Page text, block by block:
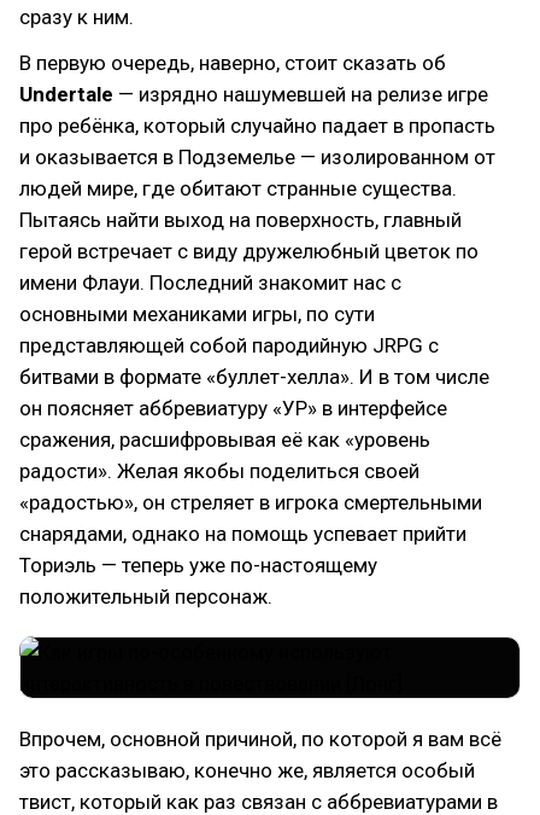
сразу к ним.
В первую очередь, наверно, стоит сказать об
Undertale — изрядно нашумевшей на релизе игре
про ребёнка, который случайно падает в пропасть
и оказывается в Подземелье — изолированном от
людей мире, где обитают странные существа.
Пытаясь найти выход на поверхность, главный
герой встречает с виду дружелюбный цветок по
имени Флауи. Последний знакомит нас с
основными механиками игры, по сути
представляющей собой пародийную JRPG с
битвами в формате «буллет-хелла». И в том числе
он поясняет аббревиатуру «УР» в интерфейсе
сражения, расшифровывая её как «уровень
радости». Желая якобы поделиться своей
«радостью», он стреляет в игрока смертельными
снарядами, однако на помощь успевает прийти
Ториэль — теперь уже по-настоящему
положительный персонаж.
Впрочем, основной причиной, по которой я вам всё
это рассказываю, конечно же, является особый
твист, который как раз связан с аббревиатурами в